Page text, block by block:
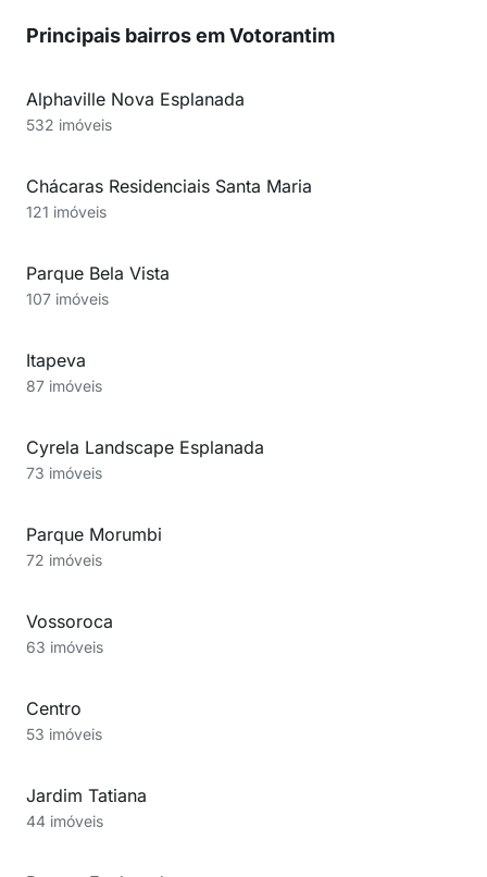
Principais bairros em Votorantim
Alphaville Nova Esplanada
532 imóveis
Chácaras Residenciais Santa Maria
121 imóveis
Parque Bela Vista
107 imóveis
Itapeva
87 imóveis
Cyrela Landscape Esplanada
73 imóveis
Parque Morumbi
72 imóveis
Vossoroca
63 imóveis
Centro
53 imóveis
Jardim Tatiana
44 imóveis